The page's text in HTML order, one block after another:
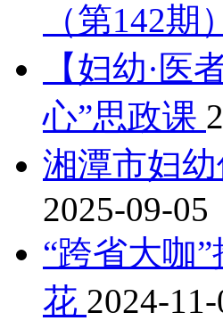
（第142期
【妇幼·
心”思政课
湘潭市妇
2025-09-05
“跨省大咖
花 2024-11-